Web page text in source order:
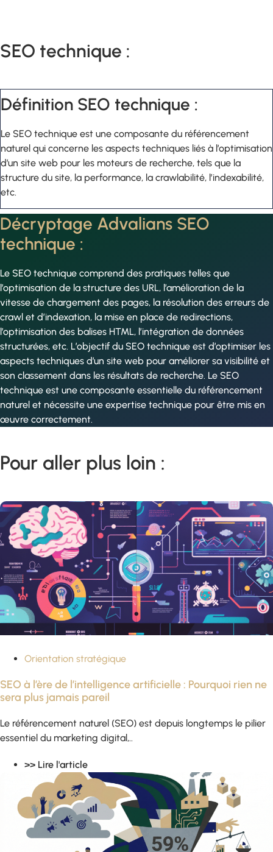
SEO technique :
Définition SEO technique :
Le SEO technique est une composante du référencement
naturel qui concerne les aspects techniques liés à l’optimisation
d’un site web pour les moteurs de recherche, tels que la
structure du site, la performance, la crawlabilité, l’indexabilité,
etc.
Décryptage Advalians SEO
technique :
Le SEO technique comprend des pratiques telles que
l’optimisation de la structure des URL, l’amélioration de la
vitesse de chargement des pages, la résolution des erreurs de
crawl et d’indexation, la mise en place de redirections,
l’optimisation des balises HTML, l’intégration de données
structurées, etc. L’objectif du SEO technique est d’optimiser les
aspects techniques d’un site web pour améliorer sa visibilité et
son classement dans les résultats de recherche. Le SEO
technique est une composante essentielle du référencement
naturel et nécessite une expertise technique pour être mis en
œuvre correctement.
Pour aller plus loin :
Orientation stratégique
SEO à l’ère de l’intelligence artificielle : Pourquoi rien ne
sera plus jamais pareil
Le référencement naturel (SEO) est depuis longtemps le pilier
essentiel du marketing digital,..
>> Lire l'article